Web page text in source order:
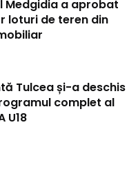
Medgidia a aprobat
loturi de teren din
Tulcea și-a deschis
complet al
U18